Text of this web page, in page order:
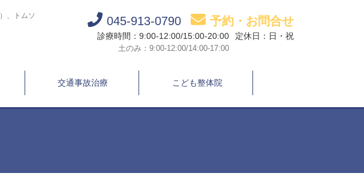
、トムソ
045-913-0790 予約・お問合せ
診療時間：9:00-12:00/15:00-20:00
土のみ：9:00-12:00/14:00-17:00
定休日：日・祝
交通事故治療 こども整体院